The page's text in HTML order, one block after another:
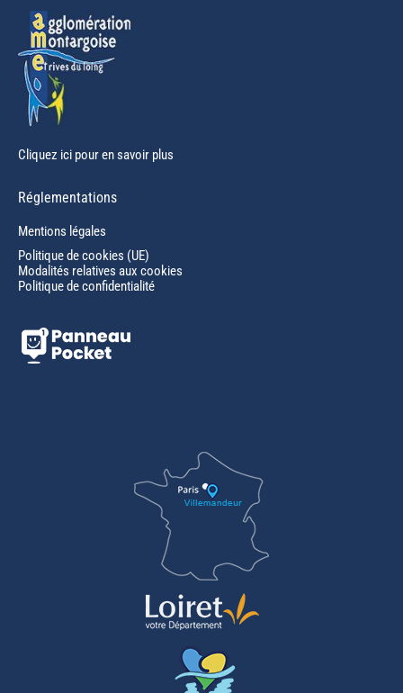
Cliquez ici pour en savoir plus
Réglementations
Mentions légales
Politique de cookies (UE)
Modalités relatives aux cookies
Politique de confidentialité